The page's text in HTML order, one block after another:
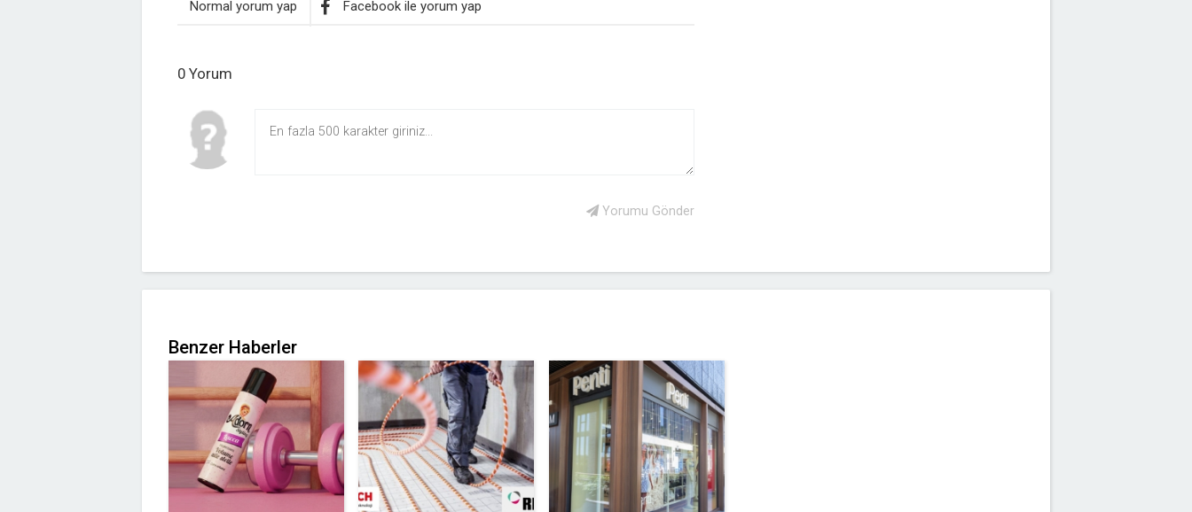
Normal yorum yap Facebook ile yorum yap
0 Yorum
Yorumu Gönder
Benzer Haberler